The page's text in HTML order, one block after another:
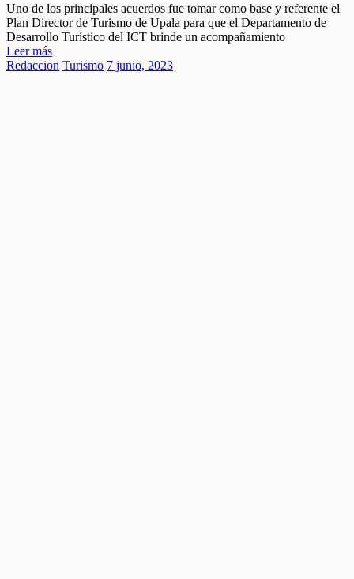
Uno de los principales acuerdos fue tomar como base y referente el
Plan Director de Turismo de Upala para que el Departamento de
Desarrollo Turístico del ICT brinde un acompañamiento
Leer más
Redaccion Turismo 7 junio, 2023